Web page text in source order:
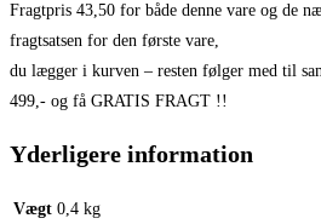
Fragtpris 43,50 for både denne vare og de
fragtsatsen for den første vare,
du lægger i kurven – resten følger med til
499,- og få GRATIS FRAGT !!
Yderligere information
Vægt 0,4 kg